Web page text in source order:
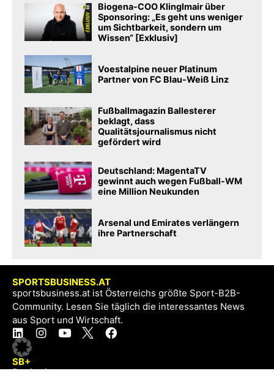
Biogena-COO Klinglmair über
Sponsoring: „Es geht uns weniger
um Sichtbarkeit, sondern um
Wissen“ [Exklusiv]
Voestalpine neuer Platinum
Partner von FC Blau-Weiß Linz
Fußballmagazin Ballesterer
beklagt, dass
Qualitätsjournalismus nicht
gefördert wird
Deutschland: MagentaTV
gewinnt auch wegen Fußball-WM
eine Million Neukunden
Arsenal und Emirates verlängern
ihre Partnerschaft
SPORTSBUSINESS.AT
sportsbusiness.at ist Österreichs größte Sport-B2B-
Community. Lesen Sie täglich die interessantes News
aus Sport und Wirtschaft.
SB+
Registrieren